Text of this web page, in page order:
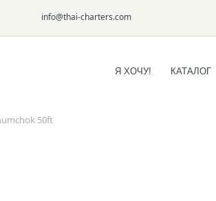
info@thai-charters.com
Я ХОЧУ! КАТАЛОГ
50ft